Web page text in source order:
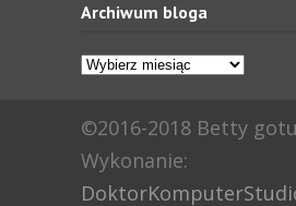
Archiwum bloga
Archiwum
©2016-2018 Betty
Wykonanie: